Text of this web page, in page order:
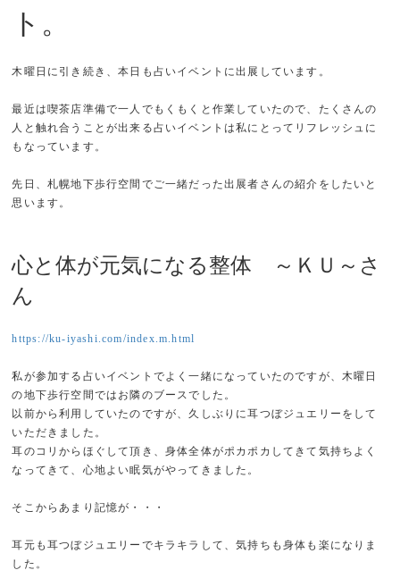
ト。
木曜日に引き続き、本日も占いイベントに出展しています。
最近は喫茶店準備で一人でもくもくと作業していたので、たくさんの
人と触れ合うことが出来る占いイベントは私にとってリフレッシュに
もなっています。
先日、札幌地下歩行空間でご一緒だった出展者さんの紹介をしたいと
思います。
心と体が元気になる整体 ～ＫＵ～さ
ん
https://ku-iyashi.com/index.m.html
私が参加する占いイベントでよく一緒になっていたのですが、木曜日
の地下歩行空間ではお隣のブースでした。
以前から利用していたのですが、久しぶりに耳つぼジュエリーをして
いただきました。
耳のコリからほぐして頂き、身体全体がポカポカしてきて気持ちよく
なってきて、心地よい眠気がやってきました。
そこからあまり記憶が・・・
耳元も耳つぼジュエリーでキラキラして、気持ちも身体も楽になりま
した。